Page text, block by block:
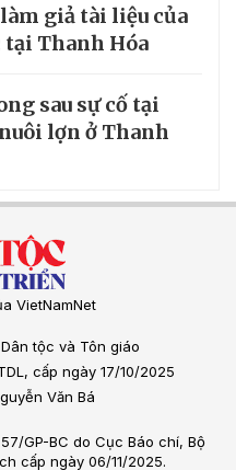
giả tài liệu của
tại Thanh Hóa
sau sự cố tại
lợn ở Thanh
VietNamNet
tộc và Tôn giáo
cấp ngày 17/10/2025
Văn Bá
GP-BC do Cục Báo chí, Bộ
cấp ngày 06/11/2025.